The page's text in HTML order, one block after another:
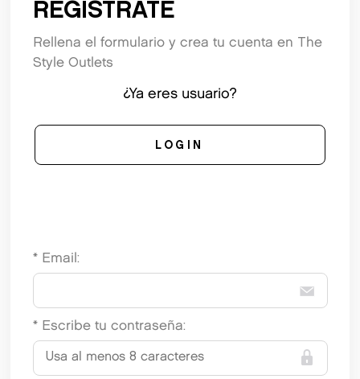
REGÍSTRATE
Rellena el formulario y crea tu cuenta en The
Style Outlets
¿Ya eres usuario?
LOGIN
* Email:
* Escribe tu contraseña: